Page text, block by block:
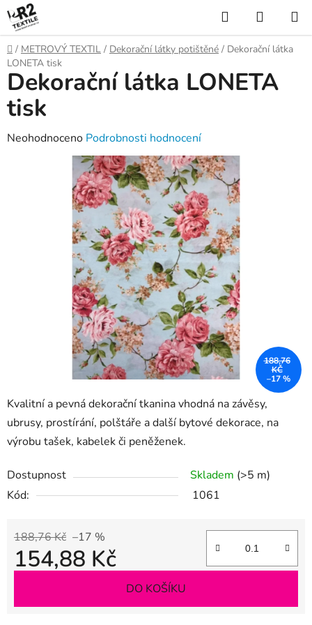
Přejít
na
obsah
Hledat
KOŠÍK
Domů
/ METROVÝ TEXTIL / Dekorační látky potištěné / Dekorační látka
LONETA tisk
Kvalitní a pevná dekorační tkanina vhodná na závěsy,
ubrusy, prostírání, polštáře a další bytové dekorace, na
výrobu tašek, kabelek či peněženek.
Dostupnost Skladem (>5 m)
Kód:
1061
188,76 Kč –17 %
154,88 Kč
DO KOŠÍKU
Dekorační látka LONETA
tisk
Průměrné
Neohodnoceno Podrobnosti hodnocení
188,76
KČ
–17 %